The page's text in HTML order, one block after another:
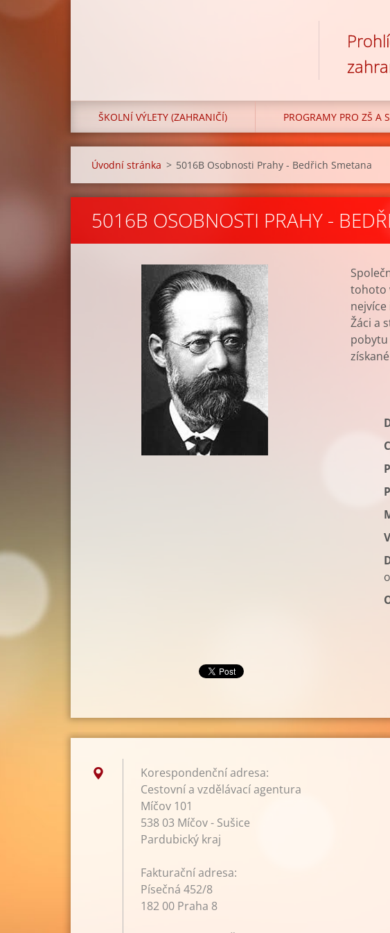
ŠKOLNÍ VÝLETY (ZAHRANIČÍ) PROGRAMY PRO ZŠ A
Úvodní stránka > 5016B Osobnosti Prahy - Bedřich Smetana
5016B OSOBNOSTI PRAHY -
tohoto
Žáci a
pobytu
Korespondenční adresa:
Cestovní a vzdělávací agentura
Míčov 101
538 03 Míčov - Sušice
Pardubický kraj
Fakturační adresa:
Písečná 452/8
182 00 Praha 8